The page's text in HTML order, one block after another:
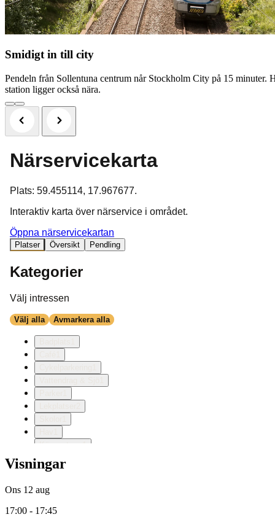
Smidigt in till city
Pendeln från Sollentuna centrum når Stockholm City på 15 minuter.
station ligger också nära.
Visningar
Ons 12 aug
17:00 - 17:45